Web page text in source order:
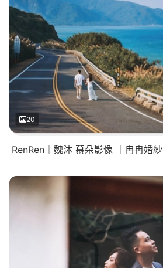
20
RenRen｜魏沐 慕朵影像 ｜冉冉婚紗